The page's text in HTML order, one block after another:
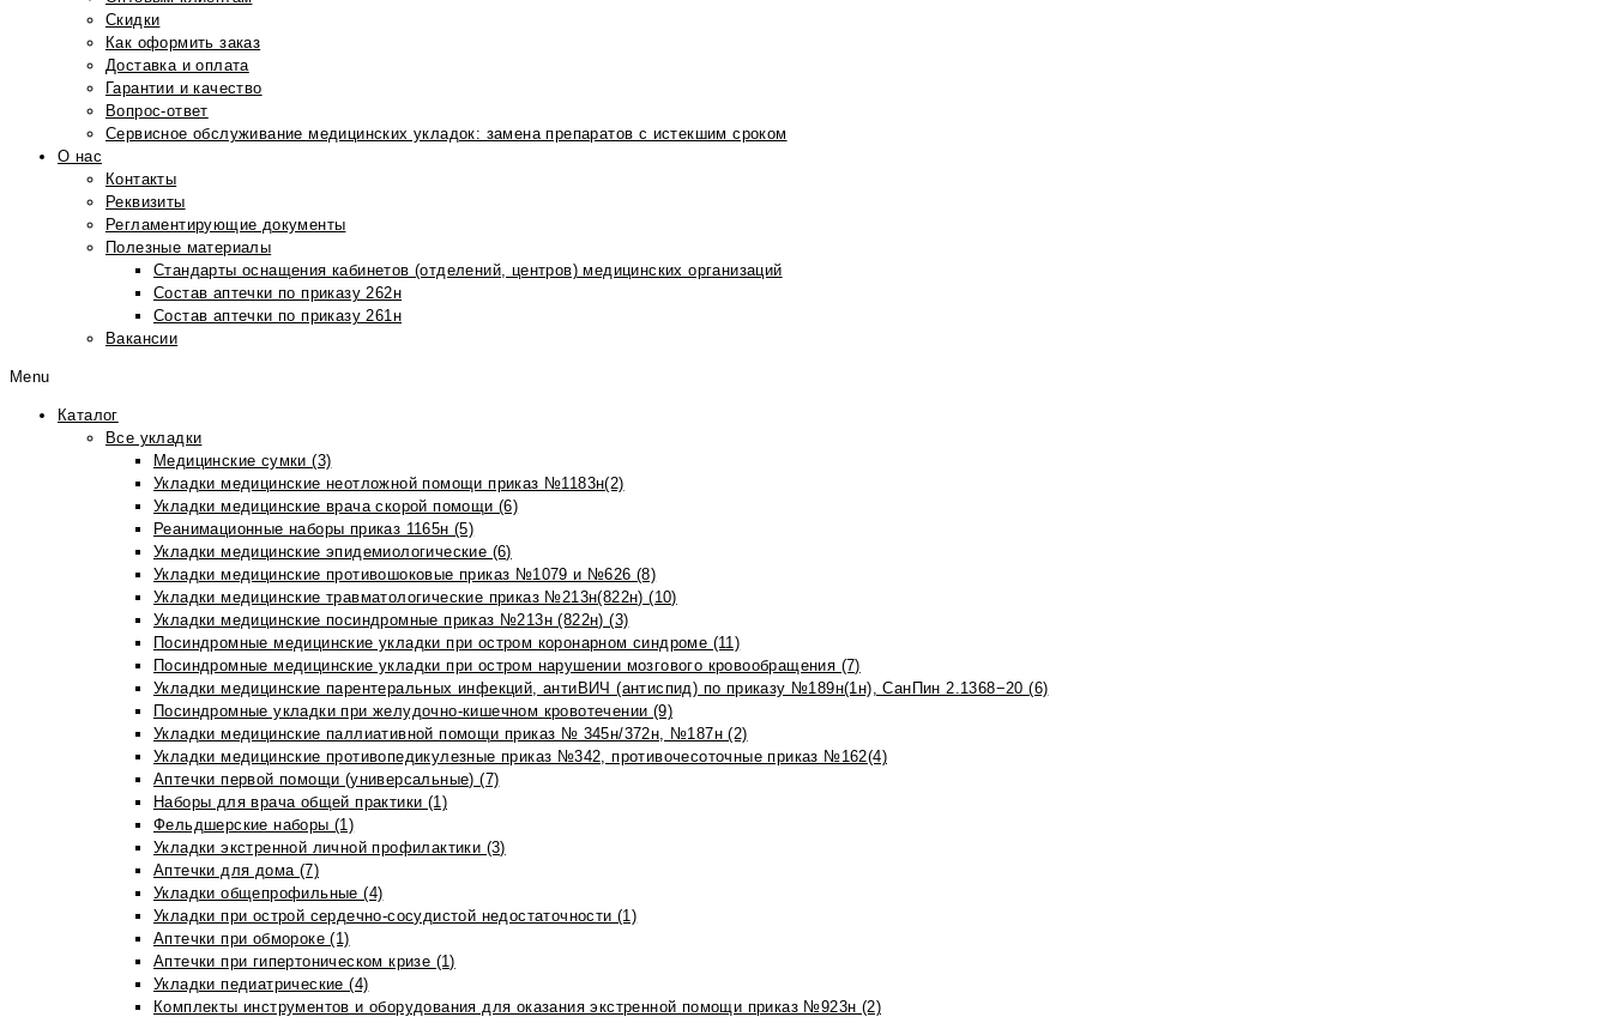
Скидки
Как оформить заказ
Доставка и оплата
Гарантии и качество
Вопрос-ответ
Сервисное обслуживание медицинских укладок: замена препаратов с истекшим сроком
О нас
Контакты
Реквизиты
Регламентирующие документы
Полезные материалы
Стандарты оснащения кабинетов (отделений, центров) медицинских организаций
Состав аптечки по приказу 262н
Состав аптечки по приказу 261н
Вакансии
Menu
Каталог
Все укладки
Медицинские сумки (3)
Укладки медицинские неотложной помощи приказ №1183н(2)
Укладки медицинские врача скорой помощи (6)
Реанимационные наборы приказ 1165н (5)
Укладки медицинские эпидемиологические (6)
Укладки медицинские противошоковые приказ №1079 и №626 (8)
Укладки медицинские травматологические приказ №213н(822н) (10)
Укладки медицинские посиндромные приказ №213н (822н) (3)
Посиндромные медицинские укладки при остром коронарном синдроме (11)
Посиндромные медицинские укладки при остром нарушении мозгового кровообращения (7)
Укладки медицинские парентеральных инфекций, антиВИЧ (антиспид) по приказу №189н(1н), СанПин 2.1368−20 (6)
Посиндромные укладки при желудочно-кишечном кровотечении (9)
Укладки медицинские паллиативной помощи приказ № 345н/372н, №187н (2)
Укладки медицинские противопедикулезные приказ №342, противочесоточные приказ №162(4)
Аптечки первой помощи (универсальные) (7)
Наборы для врача общей практики (1)
Фельдшерские наборы (1)
Укладки экстренной личной профилактики (3)
Аптечки для дома (7)
Укладки общепрофильные (4)
Укладки при острой сердечно-сосудистой недостаточности (1)
Аптечки при обмороке (1)
Аптечки при гипертоническом кризе (1)
Укладки педиатрические (4)
Комплекты инструментов и оборудования для оказания экстренной помощи приказ №923н (2)